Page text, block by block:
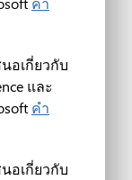
อเกี่ยวกับ
และ
คำ
อเกี่ยวกับ